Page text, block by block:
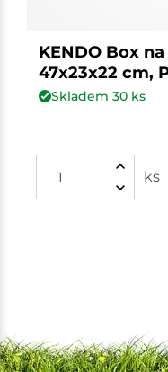
KENDO Box
47x23x22 cm,
Skladem 30ks
ks